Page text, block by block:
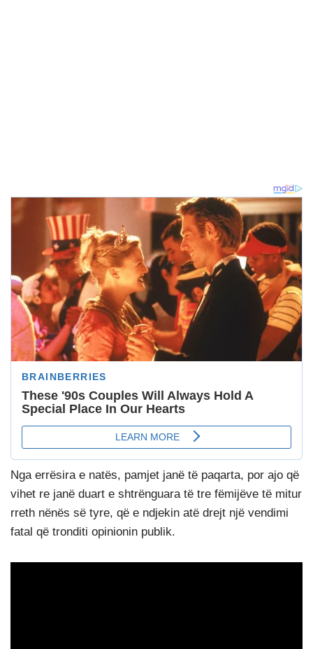
Nga errësira e natës, pamjet janë të paqarta, por ajo që
vihet re janë duart e shtrënguara të tre fëmijëve të mitur
rreth nënës së tyre, që e ndjekin atë drejt një vendimi
fatal që tronditi opinionin publik.